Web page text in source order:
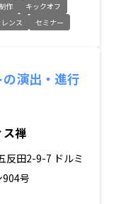
作
キックオフ
ンス セミナー
演出・進行
ス禅
反田2-9-7 ドルミ
904号